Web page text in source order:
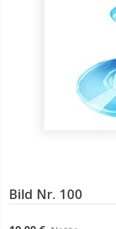
Bild Nr. 100